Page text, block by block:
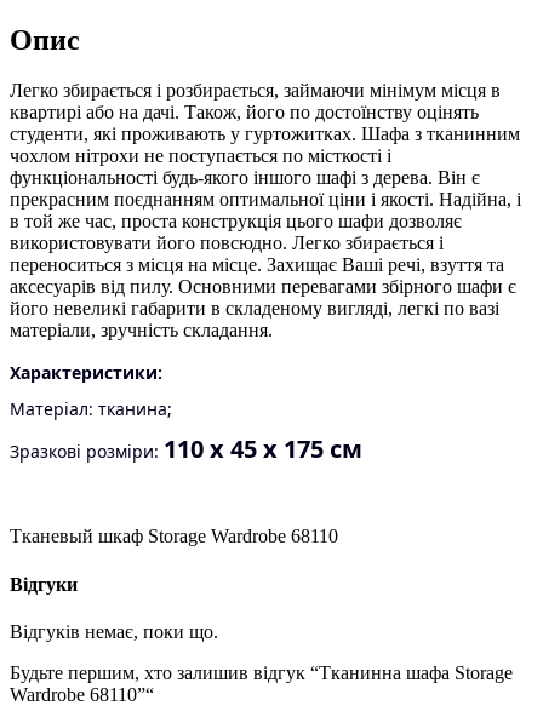
Опис
Легко збирається і розбирається, займаючи мінімум місця в
квартирі або на дачі. Також, його по достоїнству оцінять
студенти, які проживають у гуртожитках. Шафа з тканинним
чохлом нітрохи не поступається по місткості і
функціональності будь-якого іншого шафі з дерева. Він є
прекрасним поєднанням оптимальної ціни і якості. Надійна, і
в той же час, проста конструкція цього шафи дозволяє
використовувати його повсюдно. Легко збирається і
переноситься з місця на місце. Захищає Ваші речі, взуття та
аксесуарів від пилу. Основними перевагами збірного шафи є
його невеликі габарити в складеному вигляді, легкі по вазі
матеріали, зручність складання.
Характеристики:
Матеріал: тканина;
Зразкові розміри: 110 х 45 х 175 см
Тканевый шкаф Storage Wardrobe 68110
Відгуки
Відгуків немає, поки що.
Будьте першим, хто залишив відгук “Тканинна шафа Storage
Wardrobe 68110”“